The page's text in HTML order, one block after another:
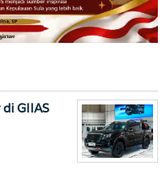
GIIAS